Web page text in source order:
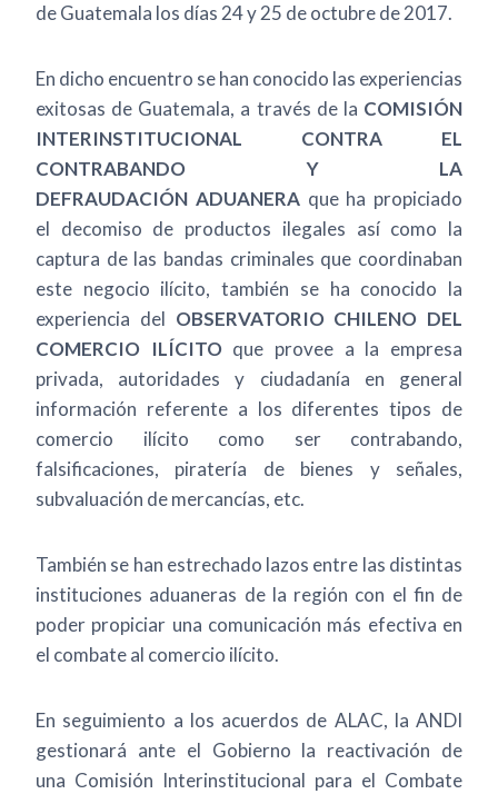
de Guatemala los días 24 y 25 de octubre de 2017.
En dicho encuentro se han conocido las experiencias
exitosas de Guatemala, a través de la COMISIÓN
INTERINSTITUCIONAL CONTRA EL
CONTRABANDO Y LA
DEFRAUDACIÓN ADUANERAque ha propiciado
el decomiso de productos ilegales así como la
captura de las bandas criminales que coordinaban
este negocio ilícito, también se ha conocido la
experiencia del OBSERVATORIO CHILENO DEL
COMERCIO ILÍCITO que provee a la empresa
privada, autoridades y ciudadanía en general
información referente a los diferentes tipos de
comercio ilícito como ser contrabando,
falsificaciones, piratería de bienes y señales,
subvaluación de mercancías, etc.
También se han estrechado lazos entre las distintas
instituciones aduaneras de la región con el fin de
poder propiciar una comunicación más efectiva en
el combate al comercio ilícito.
En seguimiento a los acuerdos de ALAC, la ANDI
gestionará ante el Gobierno la reactivación de
una Comisión Interinstitucional para el Combate